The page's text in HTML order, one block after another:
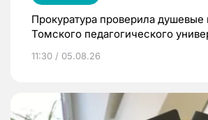
Прокуратура проверила
Томского педагогического
11:30 / 05.08.26